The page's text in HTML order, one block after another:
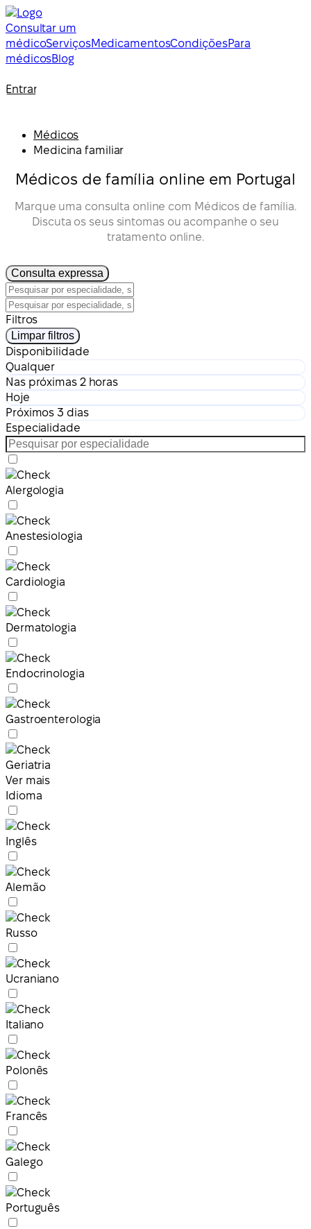
Consultar um
médicoServiçosMedicamentosCondiçõesPara
médicosBlog
Entrar
Médicos
Medicina familiar
Médicos de família online em Portugal
Marque uma consulta online com Médicos de família.
Discuta os seus sintomas ou acompanhe o seu
tratamento online.
Consulta expressa
Filtros
Limpar filtros
Disponibilidade
Qualquer
Nas próximas 2 horas
Hoje
Próximos 3 dias
Especialidade
Alergologia
Anestesiologia
Cardiologia
Dermatologia
Endocrinologia
Gastroenterologia
Geriatria
Ver mais
Idioma
Inglês
Alemão
Russo
Ucraniano
Italiano
Polonês
Francês
Galego
Português